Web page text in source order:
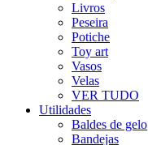
Livros
Peseira
Potiche
Toy art
Vasos
Velas
VER TUDO
Utilidades
Baldes de gelo
Bandejas